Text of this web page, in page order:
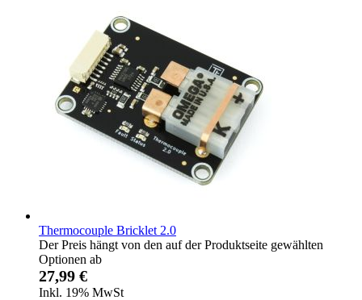
Thermocouple Bricklet 2.0
Der Preis hängt von den auf der Produktseite gewählten
Optionen ab
27,99 €
Inkl. 19% MwSt